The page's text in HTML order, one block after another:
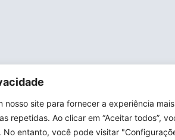
nosso site para fornecer a experiência
repetidas. Ao clicar em “Aceitar todos”,
No entanto, você pode visitar